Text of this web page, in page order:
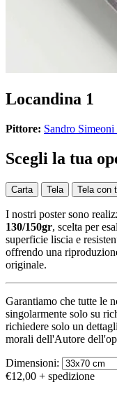
Locandina 1
Pittore: Sandro
Scegli la tua
Carta Tela Tela con
I nostri poster sono
130/150gr, scelta per
superficie liscia e
offrendo una
originale.
Garantiamo che tutte le
singolarmente solo su
richiedere solo un
morali dell'Autore
Dimensioni:
€12,00 + spedizione